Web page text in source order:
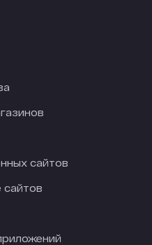
сайтов
сайтов